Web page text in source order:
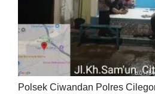
Polsek Ciwandan Polres